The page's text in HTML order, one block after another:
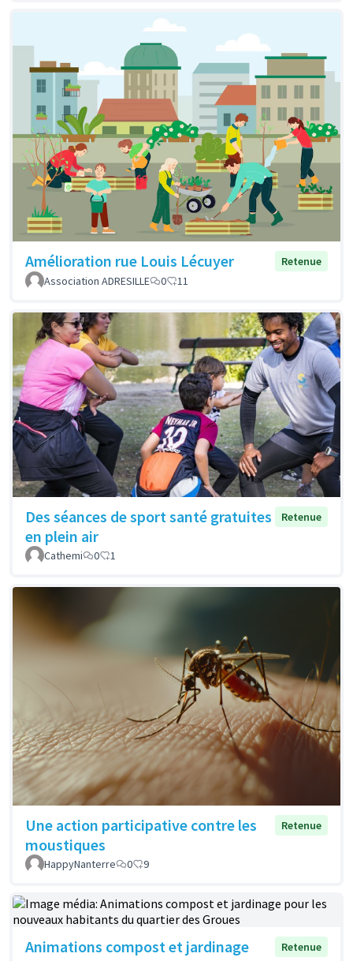
Amélioration rue Louis Lécuyer
Retenue
Association ADRESILLE
0 11
Des séances de sport santé gratuites
en plein air
Retenue
Cathemi 0 1
Une action participative contre les
moustiques
Retenue
HappyNanterre 0 9
Animations compost et jardinage
Retenue